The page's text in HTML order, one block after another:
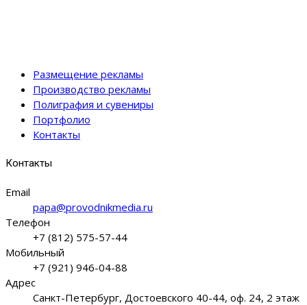
Размещение рекламы
Производство рекламы
Полиграфия и сувениры
Портфолио
Контакты
Контакты
Email
papa@provodnikmedia.ru
Телефон
+7 (812) 575-57-44
Мобильный
+7 (921) 946-04-88
Адрес
Санкт-Петербург, Достоевского 40-44, оф. 24, 2 этаж